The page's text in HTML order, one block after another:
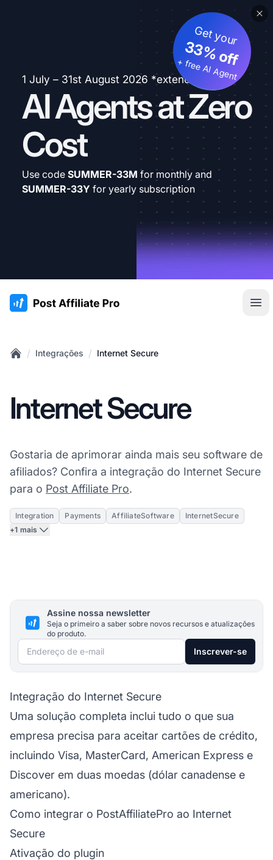
1 July – 31st August 2026 *extended
AI Agents at Zero
Cost
Get your
33% off
+ free AI Agent
Use code SUMMER-33M for monthly and
SUMMER-33Y for yearly subscription
:site.title
/ Integrações / Internet Secure
Internet Secure
Gostaria de aprimorar ainda mais seu software de
afiliados? Confira a integração do Internet Secure
para o Post Affiliate Pro.
Integration Payments AffiliateSoftware
InternetSecure
+1 mais
Assine nossa newsletter
Seja o primeiro a saber sobre novos recursos e atualizações
do produto.
Endereço de e-mail Inscrever-se
Integração do Internet Secure
Uma solução completa inclui tudo o que sua
empresa precisa para aceitar cartões de crédito,
incluindo Visa, MasterCard, American Express e
Discover em duas moedas (dólar canadense e
americano).
Como integrar o PostAffiliatePro ao Internet
Secure
Ativação do plugin